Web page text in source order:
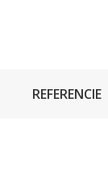
REFERENCIE